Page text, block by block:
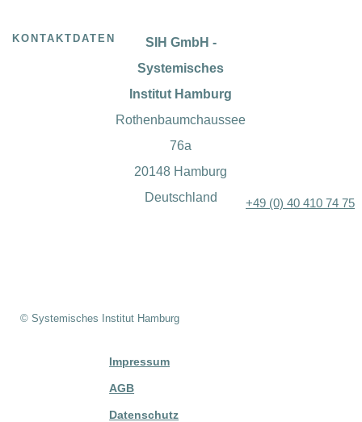
KONTAKTDATEN
SIH GmbH -
Systemisches
Institut Hamburg
Rothenbaumchaussee
76a
20148 Hamburg
Deutschland
+49 (0) 40 410 74 75
© Systemisches Institut Hamburg
Impressum
AGB
Datenschutz